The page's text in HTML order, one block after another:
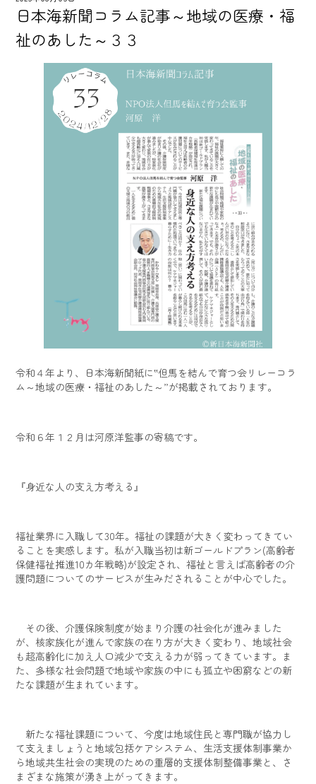
日本海新聞コラム記事～地域の医療・福
祉のあした～３３
令和４年より、日本海新聞紙に‟但馬を結んで育つ会リレーコラ
ム～地域の医療・福祉のあした～”が掲載されております。
令和６年１２月は河原洋監事の寄稿です。
『身近な人の支え方考える』
福祉業界に入職して30年。福祉の課題が大きく変わってきてい
ることを実感します。私が入職当初は新ゴールドプラン(高齢者
保健福祉推進10カ年戦略)が設定され、福祉と言えば高齢者の介
護問題についてのサービスが生みだされることが中心でした。
その後、介護保険制度が始まり介護の社会化が進みました
が、核家族化が進んで家族の在り方が大きく変わり、地域社会
も超高齢化に加え人口減少で支える力が弱ってきています。ま
た、多様な社会問題で地域や家族の中にも孤立や困窮などの新
たな課題が生まれています。
新たな福祉課題について、今度は地域住民と専門職が協力し
て支えましょうと地域包括ケアシステム、生活支援体制事業か
ら地域共生社会の実現のための重層的支援体制整備事業と、さ
まざまな施策が湧き上がってきます。